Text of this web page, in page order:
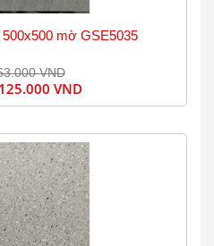
mờ GSE5035
VND
125.000 VND